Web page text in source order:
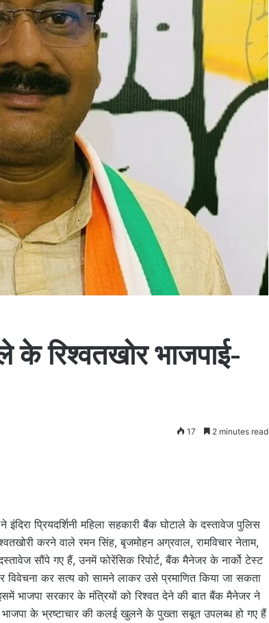
के रिश्वतखोर भाजपाई-
17 2 minutes read
प्रियदर्शिनी महिला सहकारी बैंक घोटाले के दस्तावेज पुलिस
करने वाले रमन सिंह, बृजमोहन अग्रवाल, रामविचार नेताम,
सौंपे गए हैं, उनमें फोरेंसिक रिपोर्ट, बैंक मैनेजर के नार्को टेस्ट
विवेचना कर सत्य को सामने लाकर उसे प्रमाणित किया जा सकता
भाजपा सरकार के मंत्रियों को रिश्वत देने की बात बैंक मैनेजर ने
के भ्रष्टाचार की कलई खुलने के पुख्ता सबूत उपलब्ध हो गए हैं